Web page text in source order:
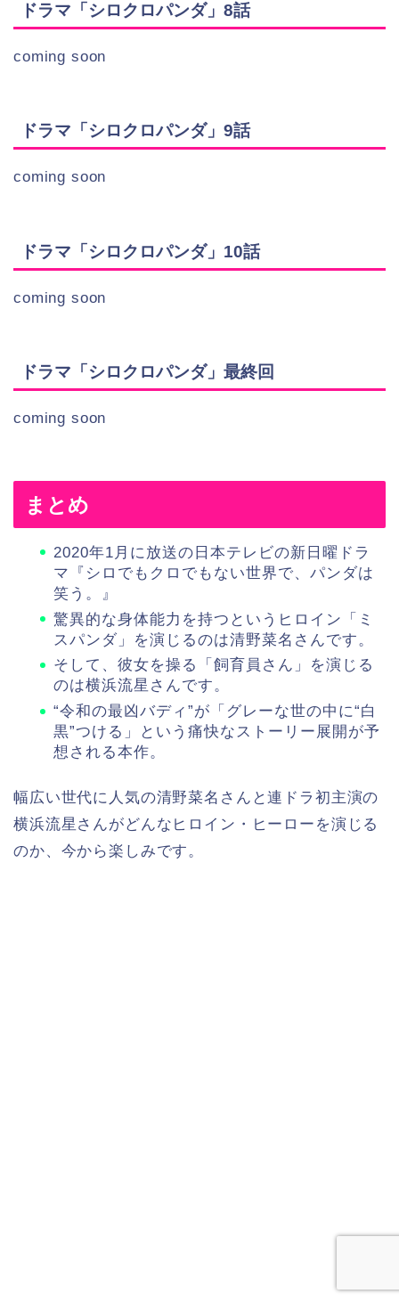
ドラマ「シロクロパンダ」8話
coming soon
ドラマ「シロクロパンダ」9話
coming soon
ドラマ「シロクロパンダ」10話
coming soon
ドラマ「シロクロパンダ」最終回
coming soon
まとめ
2020年1月に放送の日本テレビの新日曜ドラ
マ『シロでもクロでもない世界で、パンダは
笑う。』
驚異的な身体能力を持つというヒロイン「ミ
スパンダ」を演じるのは清野菜名さんです。
そして、彼女を操る「飼育員さん」を演じる
のは横浜流星さんです。
“令和の最凶バディ”が「グレーな世の中に“白
黒”つける」という痛快なストーリー展開が予
想される本作。
幅広い世代に人気の清野菜名さんと連ドラ初主演の
横浜流星さんがどんなヒロイン・ヒーローを演じる
のか、今から楽しみです。